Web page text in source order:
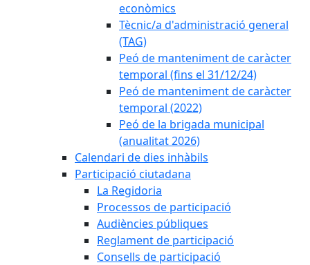
econòmics
Tècnic/a d'administració general
(TAG)
Peó de manteniment de caràcter
temporal (fins el 31/12/24)
Peó de manteniment de caràcter
temporal (2022)
Peó de la brigada municipal
(anualitat 2026)
Calendari de dies inhàbils
Participació ciutadana
La Regidoria
Processos de participació
Audiències públiques
Reglament de participació
Consells de participació